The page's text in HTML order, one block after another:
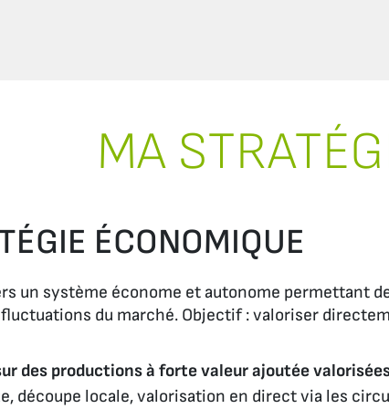
MA
ÉCONOMIQUE
un système économe et autonome permettant
du marché. Objectif : valoriser
des productions à forte valeur ajoutée
découpe locale, valorisation en directvia les